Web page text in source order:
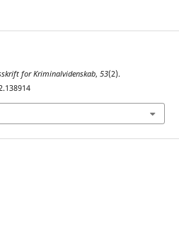
for Kriminalvidenskab, 53(2).